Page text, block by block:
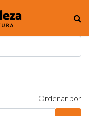
Ordenar por